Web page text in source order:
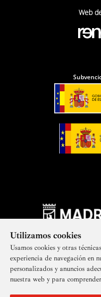
Utilizamos cookies
Usamos cookies y otras
experiencia de navegación en
personalizados y anuncios
nuestra web y para
Web